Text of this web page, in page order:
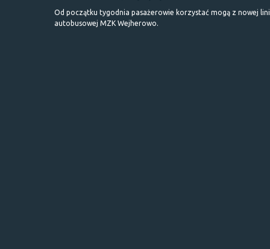
Od początku tygodnia pasażerowie korzystać mogą z nowej
autobusowej MZK Wejherowo.